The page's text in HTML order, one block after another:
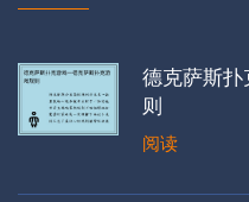
德克萨斯
则
阅读